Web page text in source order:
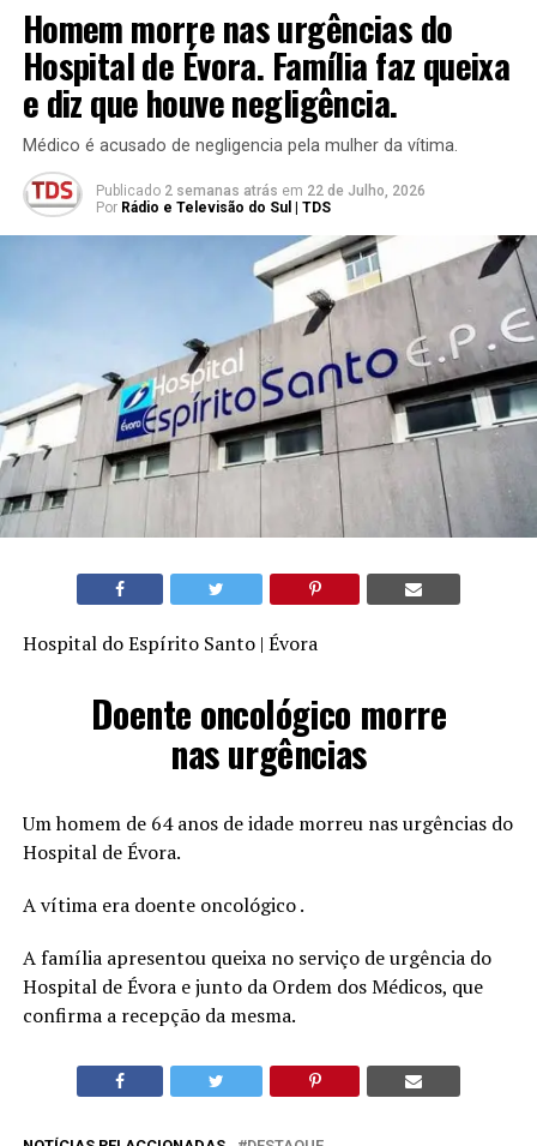
Homem morre nas urgências do
Hospital de Évora. Família faz queixa
e diz que houve negligência.
Médico é acusado de negligencia pela mulher da vítima.
Publicado 2 semanas atrás em 22 de Julho, 2026
Por Rádio e Televisão do Sul | TDS
Hospital do Espírito Santo | Évora
Doente oncológico morre
nas urgências
Um homem de 64 anos de idade morreu nas urgências do
Hospital de Évora.
A vítima era doente oncológico .
A família apresentou queixa no serviço de urgência do
Hospital de Évora e junto da Ordem dos Médicos, que
confirma a recepção da mesma.